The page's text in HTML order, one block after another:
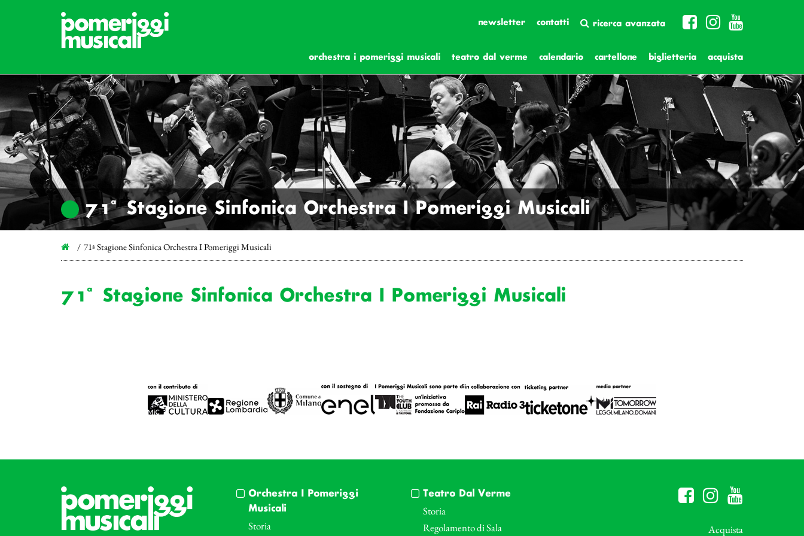
newsletter contatti ricerca avanzata
orchestra i pomeriggi musicali teatro dal verme calendario cartellone biglietteria acquista
71ª Stagione Sinfonica Orchestra I Pomeriggi Musicali
71ª Stagione Sinfonica Orchestra I Pomeriggi Musicali
71ª Stagione Sinfonica Orchestra I Pomeriggi Musicali
Orchestra I Pomeriggi
Musicali
Storia
Teatro Dal Verme
Storia
Regolamento di Sala
Acquista